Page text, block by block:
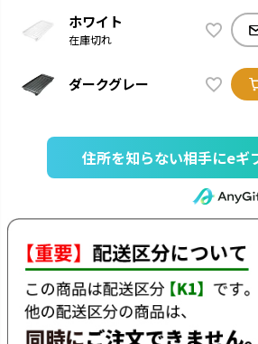
ホワイト
在庫切れ
ダークグレー
住所を知らない相手にeギ